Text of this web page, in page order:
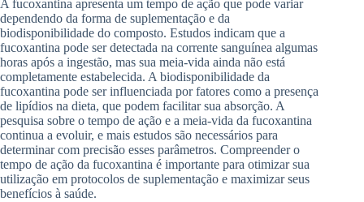
A fucoxantina apresenta um tempo de ação que pode variar
dependendo da forma de suplementação e da
biodisponibilidade do composto. Estudos indicam que a
fucoxantina pode ser detectada na corrente sanguínea algumas
horas após a ingestão, mas sua meia-vida ainda não está
completamente estabelecida. A biodisponibilidade da
fucoxantina pode ser influenciada por fatores como a presença
de lipídios na dieta, que podem facilitar sua absorção. A
pesquisa sobre o tempo de ação e a meia-vida da fucoxantina
continua a evoluir, e mais estudos são necessários para
determinar com precisão esses parâmetros. Compreender o
tempo de ação da fucoxantina é importante para otimizar sua
utilização em protocolos de suplementação e maximizar seus
benefícios à saúde.